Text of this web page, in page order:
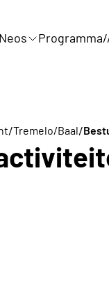
/Tremelo/Baal/